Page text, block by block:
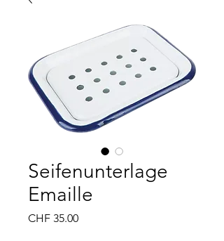
Seifenunterlage
Emaille
CHF 35.00Preis